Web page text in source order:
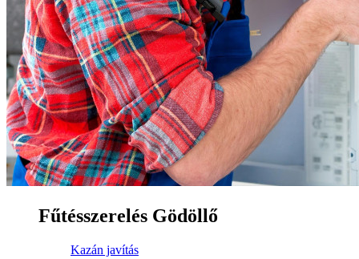
Fűtésszerelés Gödöllő
Kazán javítás